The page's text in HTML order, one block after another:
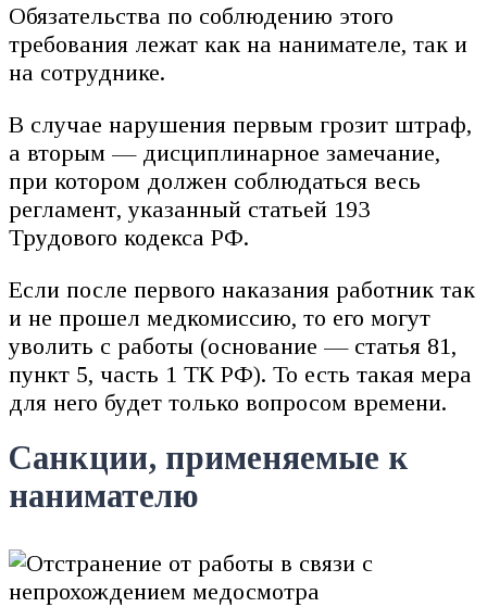
Обязательства по соблюдению этого
требования лежат как на нанимателе, так и
на сотруднике.
В случае нарушения первым грозит штраф,
а вторым — дисциплинарное замечание,
при котором должен соблюдаться весь
регламент, указанный статьей 193
Трудового кодекса РФ.
Если после первого наказания работник так
и не прошел медкомиссию, то его могут
уволить с работы (основание — статья 81,
пункт 5, часть 1 ТК РФ). То есть такая мера
для него будет только вопросом времени.
Санкции, применяемые к
нанимателю